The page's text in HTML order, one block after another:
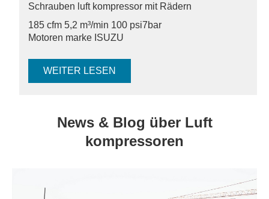
Schrauben luft kompressor mit Rädern
185 cfm 5,2 m³/min 100 psi7bar
Motoren marke ISUZU
WEITER LESEN
News & Blog über Luft
kompressoren